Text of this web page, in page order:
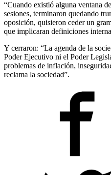
“Cuando existió alguna ventana
sesiones, terminaron quedando
oposición, quisieron ceder un
que implicaran definiciones
Y cerraron: “La agenda de la
Poder Ejecutivo ni el Poder
problemas de inflación,
reclama la sociedad”.